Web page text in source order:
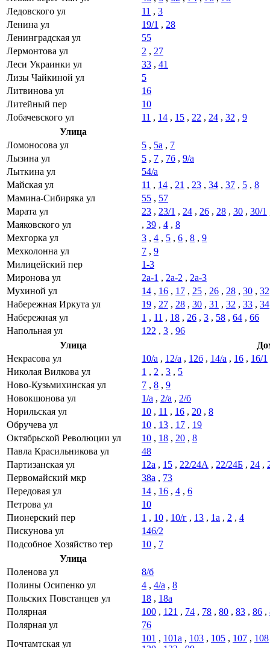
Ледовского ул
11 , 3
Ленина ул
19/1 , 28
Ленинградская ул
55
Лермонтова ул
2 , 27
Леси Украинки ул
33 , 41
Лизы Чайкиной ул
5
Литвинова ул
16
Литейный пер
10
Лобачевского ул
11 , 14 , 15 , 22 , 24 , 32 , 9
Улица
Ломоносова ул
5 , 5а , 7
Лызина ул
5 , 7 , 7б , 9/а
Лыткина ул
54/а
Майская ул
11 , 14 , 21 , 23 , 34 , 37 , 5 , 8
Мамина-Сибиряка ул
55 , 57
Марата ул
23 , 23/1 , 24 , 26 , 28 , 30 , 30/1
Маяковского ул
, 39 , 4 , 8
Мехгорка ул
3 , 4 , 5 , 6 , 8 , 9
Мехколонна ул
7 , 9
Милицейский пер
1-3
Миронова ул
2а-1 , 2а-2 , 2а-3
Мухиной ул
14 , 16 , 17 , 25 , 26 , 28 , 30 , 32
Набережная Иркута ул
19 , 27 , 28 , 30 , 31 , 32 , 33 , 34
Набережная ул
1 , 11 , 18 , 26 , 3 , 58 , 64 , 66
Напольная ул
122 , 3 , 96
Улица
Некрасова ул
10/а , 12/а , 12б , 14/а , 16 , 16/1
Николая Вилкова ул
1 , 2 , 3 , 5
Ново-Кузьмихинская ул
7 , 8 , 9
Новокшонова ул
1/а , 2/а , 2/б
Норильская ул
10 , 11 , 16 , 20 , 8
Обручева ул
10 , 13 , 17 , 19
Октябрьской Революции ул
10 , 18 , 20 , 8
Павла Красильникова ул
48
Партизанская ул
12а , 15 , 22/24А , 22/24Б , 24 ,
Первомайский мкр
38а , 73
Передовая ул
14 , 16 , 4 , 6
Петрова ул
10
Пионерский пер
1 , 10 , 10/г , 13 , 1а , 2 , 4
Пискунова ул
146/2
Подсобное Хозяйство тер
10 , 7
Улица
Поленова ул
8/б
Полины Осипенко ул
4 , 4/а , 8
Польских Повстанцев ул
18 , 18а
Полярная
100 , 121 , 74 , 78 , 80 , 83 , 86 ,
Полярная ул
76
Почтамтская ул
101 , 101а , 103 , 105 , 107 , 108